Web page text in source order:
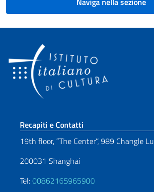
Sezione footer
Recapiti e Contatti
19th floor, “The Center”, 989 Changle Lu
200031 Shanghai
Tel:00862165965900